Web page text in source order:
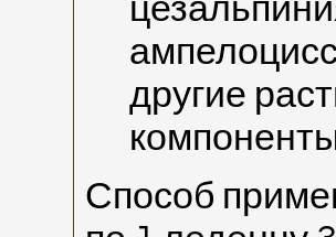
другие
Способ